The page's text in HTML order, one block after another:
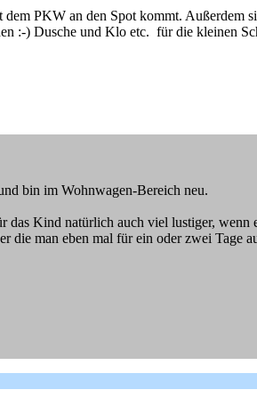
PKW an den Spot kommt. Außerdem
:-) Dusche und Klo etc. für die kleinen
bin im Wohnwagen-Bereich neu.
Kind natürlich auch viel lustiger,
man eben mal für ein oder zwei Tage